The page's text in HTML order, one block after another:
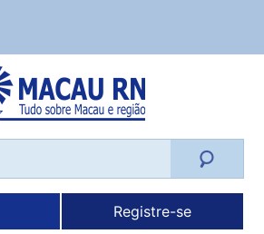
Registre-se